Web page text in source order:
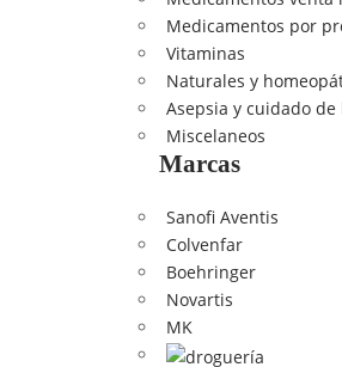
Medicamentos por
Vitaminas
Naturales y
Asepsia y cuidado de
Miscelaneos
Marcas
Sanofi Aventis
Colvenfar
Boehringer
Novartis
MK